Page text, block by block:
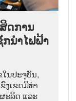
ດການ
ນຳໄຟຟ້າ
ໃນປະຈຸບັນ,
ງເຂດມີທ່າ
ະລິດ ແລະ